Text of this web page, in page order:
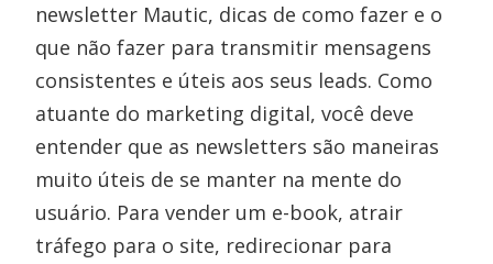
newsletter Mautic, dicas de como fazer e o
que não fazer para transmitir mensagens
consistentes e úteis aos seus leads. Como
atuante do marketing digital, você deve
entender que as newsletters são maneiras
muito úteis de se manter na mente do
usuário. Para vender um e-book, atrair
tráfego para o site, redirecionar para